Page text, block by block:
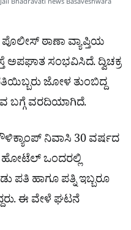
Bhadravati news Basaveshwara
ಠಾಣಾ ವ್ಯಾಪ್ತಿಯ
ಅಪಘಾತ ಸಂಭವಿಸಿದೆ. ದ್ವಿಚಕ್ರ
ಜೋಳ ತುಂಬಿದ್ದ
ಬಗ್ಗೆ ವರದಿಯಾಗಿದೆ.
ನಿವಾಸಿ 30 ವರ್ಷದ
ಹೋಟೆಲ್ ಒಂದರಲ್ಲಿ
ಪತಿ ಹಾಗೂ ಪತ್ನಿ ಇಬ್ಬರೂ
ಈ ವೇಳೆ ಘಟನೆ